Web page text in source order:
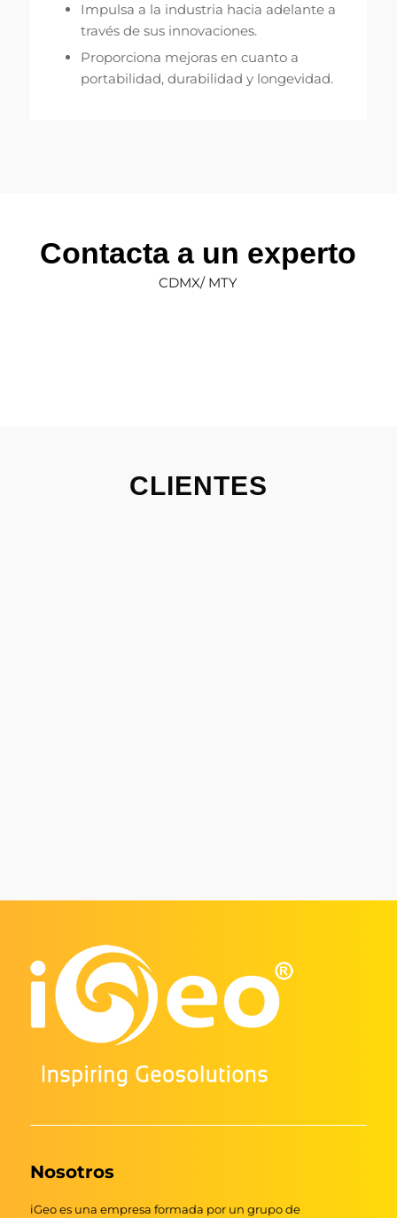
Impulsa a la industria hacia adelante a
través de sus innovaciones.
Proporciona mejoras en cuanto a
portabilidad, durabilidad y longevidad.
Contacta a un experto
CDMX/ MTY
CLIENTES
Nosotros
iGeo es una empresa formada por un grupo de